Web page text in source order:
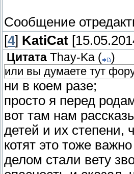
Сообщение
[4] KatiCat
Цитата Thay-Ka (
)
или вы думаете тут
ни в коем разе;
просто я перед
вот там нам
детей и их степени,
котят это тоже
делом стали вету